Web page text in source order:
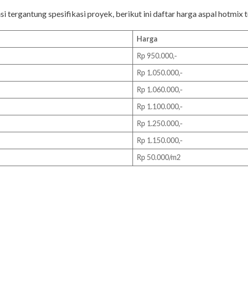
tergantung spesifikasi proyek, berikut ini daftar harga aspal hotmix
Harga
Rp 950.000,-
Rp 1.050.000,-
Rp 1.060.000,-
Rp 1.100.000,-
Rp 1.250.000,-
Rp 1.150.000,-
Rp 50.000/m2